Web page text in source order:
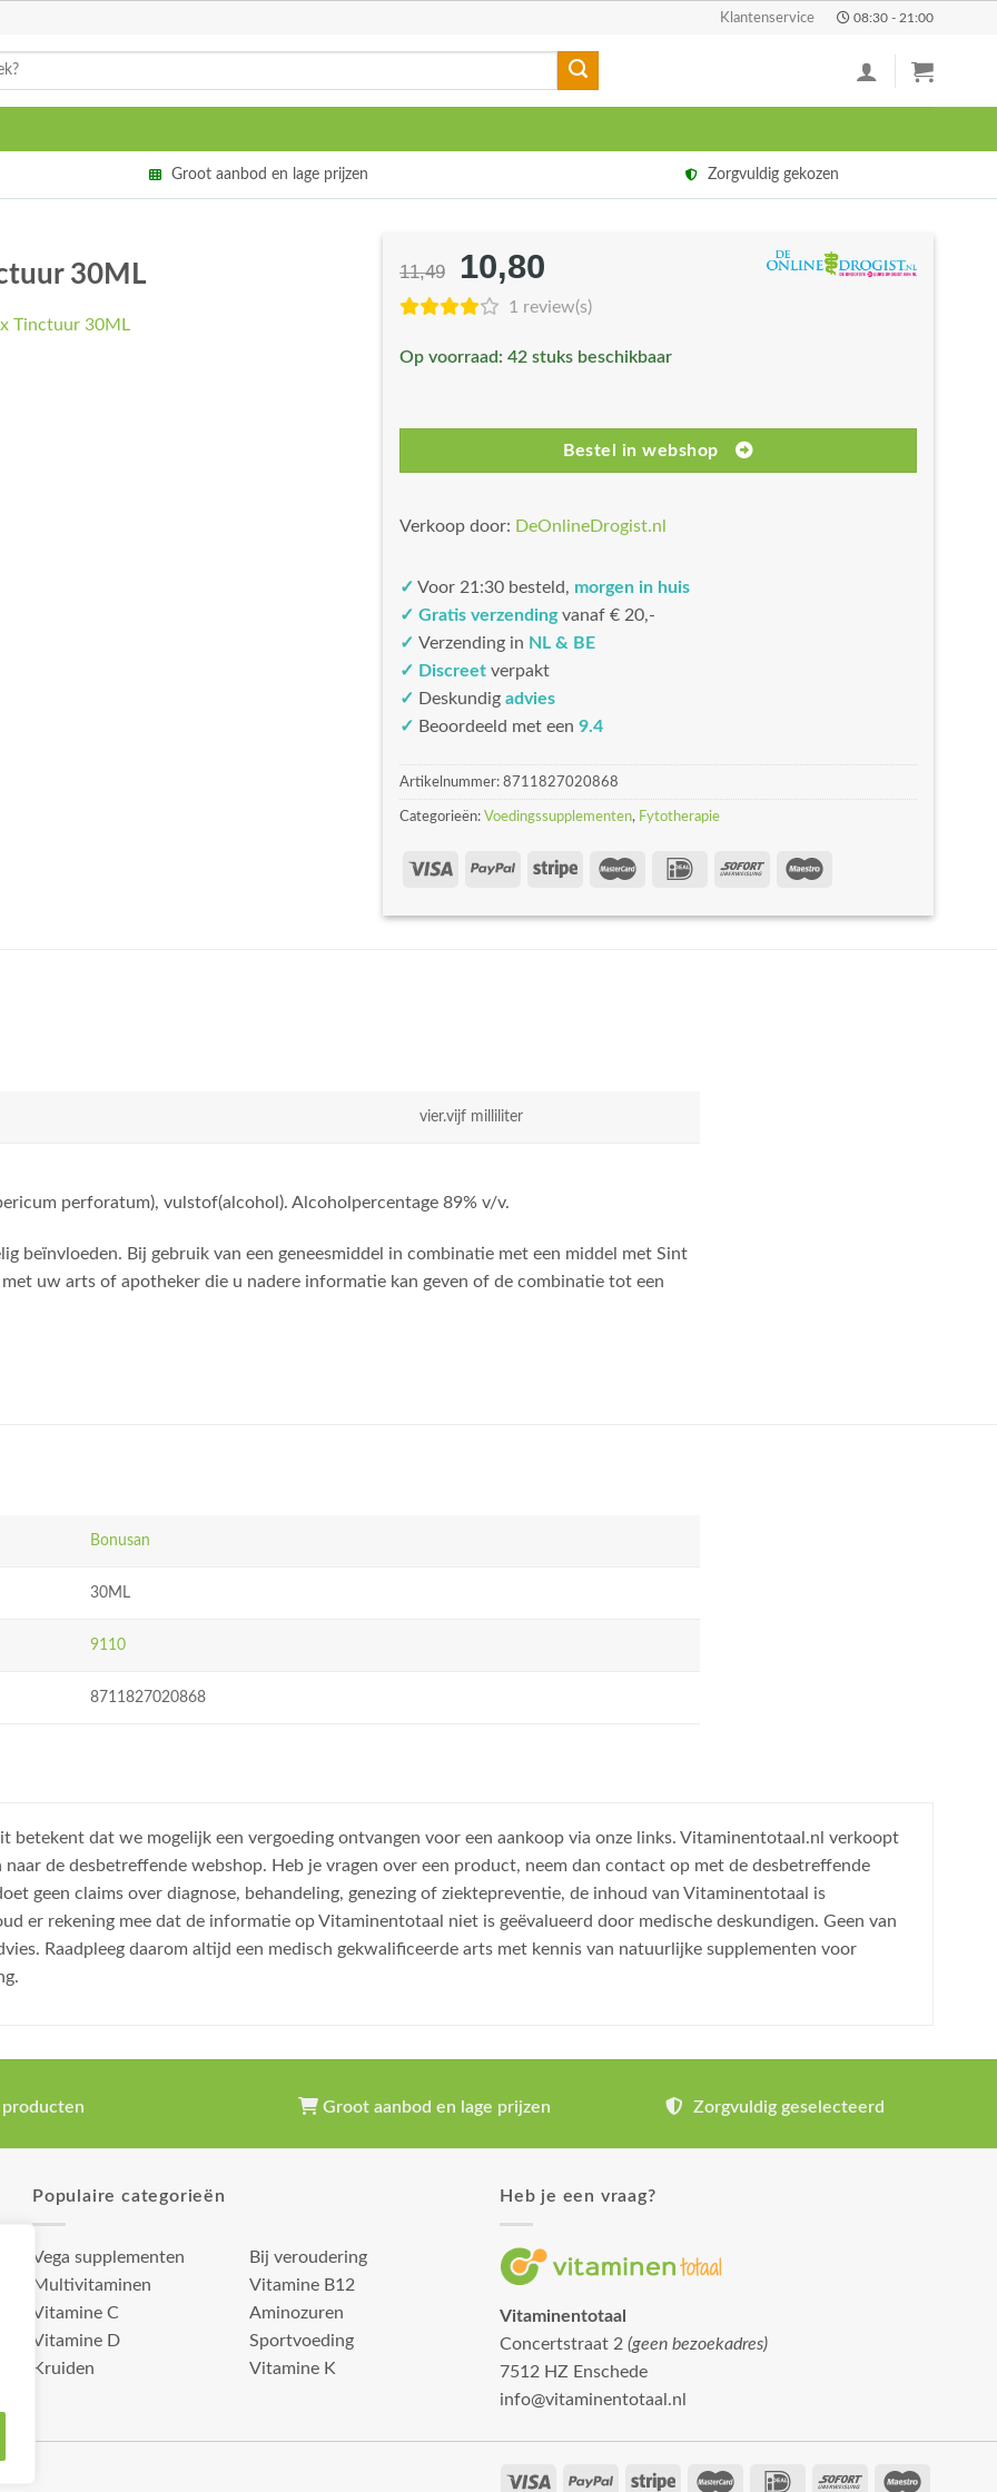
Klantenservice 08:30 - 21:00
Groot aanbod en lage prijzen Zorgvuldig gekozen
30ML 11,49
Oorspronkelijke
prijs
€11,49.
10,80
prijs
€10,80.
1 review(s)
Op voorraad: 42 stuks beschikbaar
Bestel in webshop
Verkoop door: DeOnlineDrogist.nl
✓ Voor 21:30 besteld, morgen in huis
✓ Gratis verzendingvanaf € 20,-
✓ Verzending in NL & BE
✓ Discreet verpakt
✓ Deskundig advies
✓ Beoordeeld met een 9.4
Artikelnummer: 8711827020868
Categorieën: Voedingssupplementen, Fytotherapie
vier.vijf milliliter
perforatum), vulstof(alcohol). Alcoholpercentage 89% v/v.
beïnvloeden. Bij gebruik van een geneesmiddel in combinatie met een middel met Sint
uw arts of apotheker die u nadere informatie kan geven of de combinatie tot een
Bonusan
30ML
9110
8711827020868
dat we mogelijk een vergoeding ontvangen voor een aankoop via onze links. Vitaminentotaal.nl verkoopt
de desbetreffende webshop. Heb je vragen over een product, neem dan contact op met de desbetreffende
geen claims over diagnose, behandeling, genezing of ziektepreventie, de inhoud van Vitaminentotaal is
er rekening mee dat de informatie op Vitaminentotaal niet is geëvalueerd door medische deskundigen. Geen van
Raadpleeg daarom altijd een medisch gekwalificeerde arts met kennis van natuurlijke supplementen voor
producten Groot aanbod en lage prijzen Zorgvuldig geselecteerd
Populaire categorieën
Vega supplementen
Multivitaminen
Vitamine C
Vitamine D
Kruiden
Bij veroudering
Vitamine B12
Aminozuren
Sportvoeding
Vitamine K
Heb je een vraag?
Vitaminentotaal
Concertstraat 2 (geen bezoekadres)
7512 HZ Enschede
info@vitaminentotaal.nl